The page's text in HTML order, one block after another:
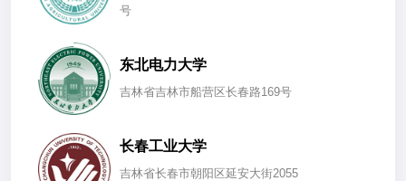
号
东北电力大学
吉林省吉林市船营区长春路169号
长春工业大学
吉林省长春市朝阳区延安大街2055